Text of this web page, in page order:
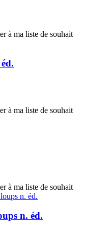
à ma liste de souhait
à ma liste de souhait
à ma liste de souhait
n. éd.